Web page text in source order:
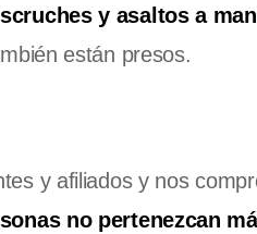
y asaltos a
están presos.
y afiliados y nos
no pertenezcan